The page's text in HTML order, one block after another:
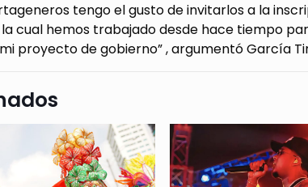
tengo el gusto de invitarlos a la
cual hemos trabajado desde hace tiempo
proyecto de gobierno” , argumentó García